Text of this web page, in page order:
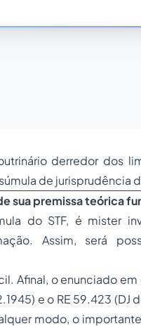
derredor dos
de jurisprudência
sua premissa teórica
do STF, é mister
Assim, será
Afinal, o enunciado
e o RE 59.423 (DJ
modo, o